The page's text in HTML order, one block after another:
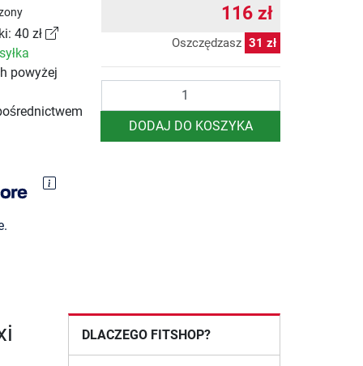
40 zł
powyżej
116 zł
Oszczędzasz 31 zł
DODAJ DO KOSZYKA
DLACZEGO FITSHOP?